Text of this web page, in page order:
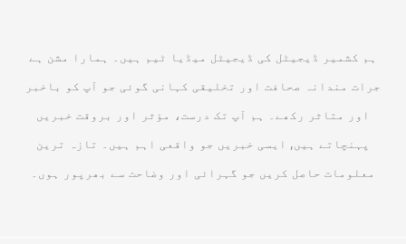
ہم کشمیر ڈیجیٹل کی ڈیجیٹل میڈیا ٹیم ہیں۔ ہمارا مشن ہے
جرات مندانہ صحافت اور تخلیقی کہانی گوئی جو آپ کو باخبر
اور متاثر رکھے۔ ہم آپ تک درست، مؤثر اور بروقت خبریں
پہنچاتے ہیں, ایسی خبریں جو واقعی اہم ہیں۔ تازہ ترین
معلومات حاصل کریں جو گہرائی اور وضاحت سے بھرپور ہوں۔